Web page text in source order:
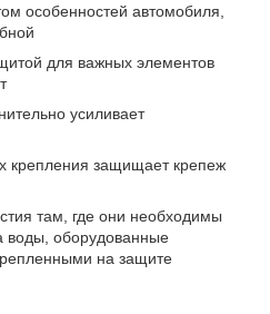
особенностей автомобиля,
для важных элементов
усиливает
крепления защищает крепеж
там, где они необходимы
воды, оборудованные
на защите